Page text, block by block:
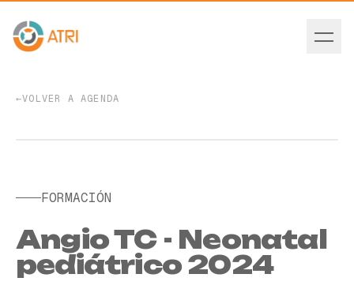
←VOLVER A AGENDA
FORMACIÓN
Angio TC - Neonatal
pediátrico 2024